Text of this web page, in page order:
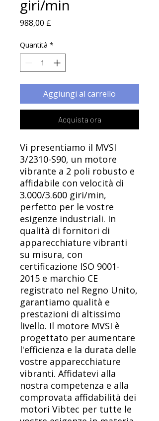
giri/min
988,00 £
Quantità *
Aggiungi al carrello
Acquista ora
Vi presentiamo il MVSI
3/2310-S90, un motore
vibrante a 2 poli robusto e
affidabile con velocità di
3.000/3.600 giri/min,
perfetto per le vostre
esigenze industriali. In
qualità di fornitori di
apparecchiature vibranti
su misura, con
certificazione ISO 9001-
2015 e marchio CE
registrato nel Regno Unito,
garantiamo qualità e
prestazioni di altissimo
livello. Il motore MVSI è
progettato per aumentare
l'efficienza e la durata delle
vostre apparecchiature
vibranti. Affidatevi alla
nostra competenza e alla
comprovata affidabilità dei
motori Vibtec per tutte le